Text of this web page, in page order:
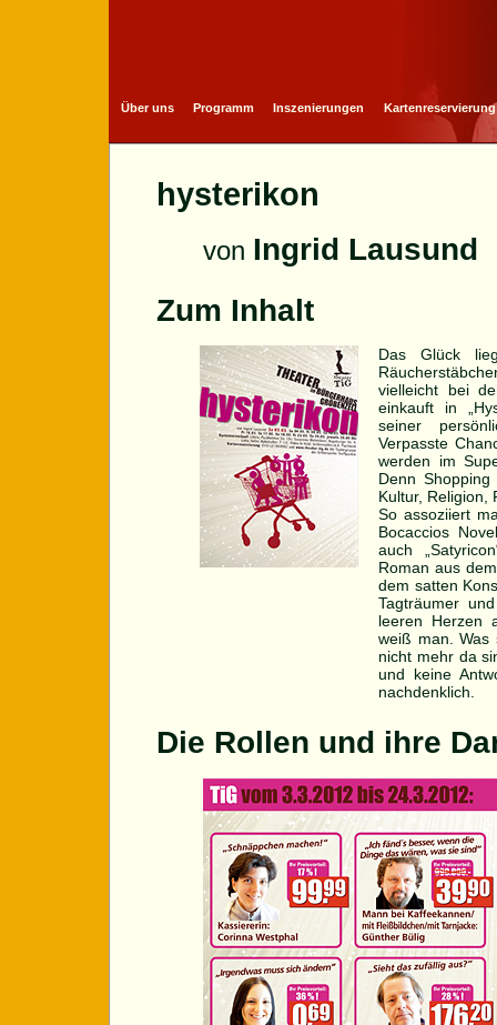
Über uns Programm Inszenierungen Kartenreservierung
hysterikon
von Ingrid Lausund
Zum Inhalt
Das Glück
vielleicht bei
einkauft in
seiner
Verpasste
werden im
Denn
Kultur, Religion,
So assoziiert
Bocaccios
auch
Roman aus
dem satten
Tagträumer
leeren Herzen
weiß man. Was
nicht mehr da
und keine
nachdenklich.
Die Rollen und ihre